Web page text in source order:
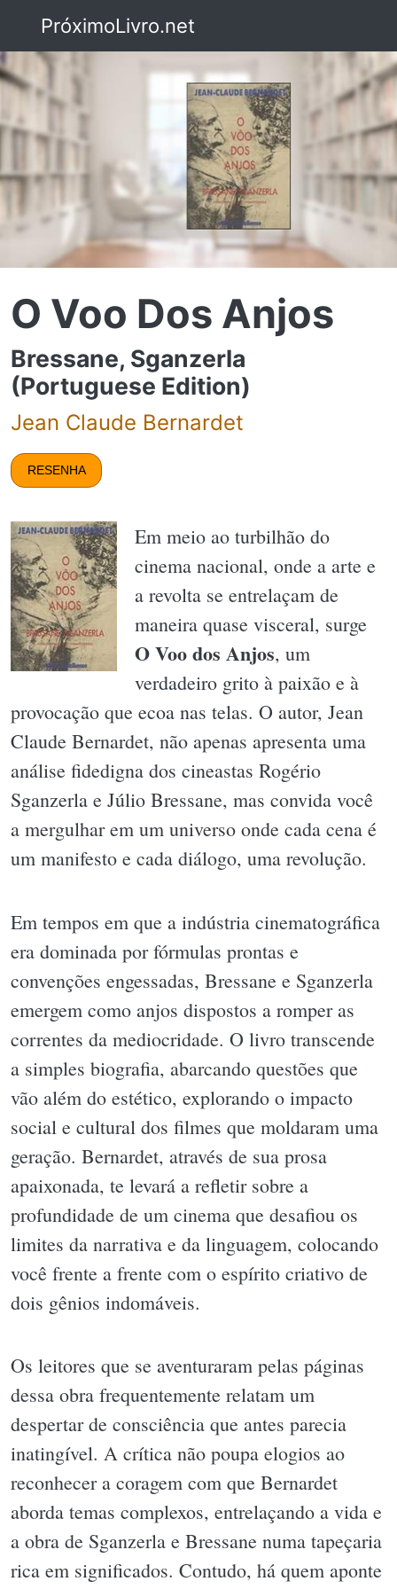
PróximoLivro.net
O Voo Dos Anjos
Bressane, Sganzerla
(Portuguese Edition)
Jean Claude Bernardet
RESENHA
Em meio ao turbilhão do
cinema nacional, onde a arte e
a revolta se entrelaçam de
maneira quase visceral, surge
O Voo dos Anjos, um
verdadeiro grito à paixão e à
provocação que ecoa nas telas. O autor, Jean
Claude Bernardet, não apenas apresenta uma
análise fidedigna dos cineastas Rogério
Sganzerla e Júlio Bressane, mas convida você
a mergulhar em um universo onde cada cena é
um manifesto e cada diálogo, uma revolução.
Em tempos em que a indústria cinematográfica
era dominada por fórmulas prontas e
convenções engessadas, Bressane e Sganzerla
emergem como anjos dispostos a romper as
correntes da mediocridade. O livro transcende
a simples biografia, abarcando questões que
vão além do estético, explorando o impacto
social e cultural dos filmes que moldaram uma
geração. Bernardet, através de sua prosa
apaixonada, te levará a refletir sobre a
profundidade de um cinema que desafiou os
limites da narrativa e da linguagem, colocando
você frente a frente com o espírito criativo de
dois gênios indomáveis.
Os leitores que se aventuraram pelas páginas
dessa obra frequentemente relatam um
despertar de consciência que antes parecia
inatingível. A crítica não poupa elogios ao
reconhecer a coragem com que Bernardet
aborda temas complexos, entrelaçando a vida e
a obra de Sganzerla e Bressane numa tapeçaria
rica em significados. Contudo, há quem aponte